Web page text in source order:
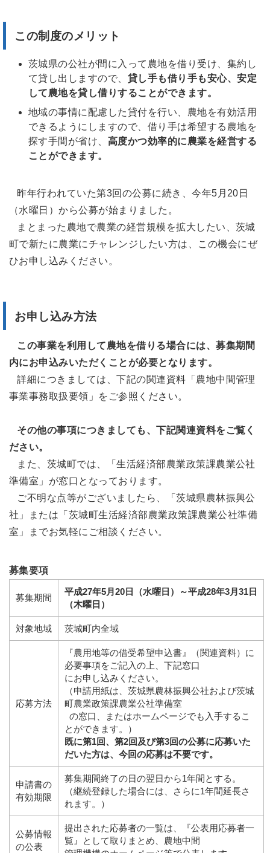
この制度のメリット
茨城県の公社が間に入って農地を借り受け、集約し
て貸し出しますので、 貸し手も借り手も安心、安定
して農地を貸し借りすることができます。
地域の事情に配慮した貸付を行い、農地を有効活用
できるようにしますので、借り手は希望する農地を
探す手間が省け、 高度かつ効率的に農業を経営する
ことができます。
昨年行われていた第3回の公募に続き、今年5月20日
（水曜日）から公募が始まりました。
まとまった農地で農業の経営規模を拡大したい、茨城
町で新たに農業にチャレンジしたい方は、この機会にぜ
ひお申し込みください。
お申し込み方法
この事業を利用して農地を借りる場合には、募集期間
内にお申込みいただくことが必要となります。
詳細につきましては、下記の関連資料「農地中間管理
事業事務取扱要領」をご参照ください。
その他の事項につきましても、下記関連資料をご覧く
ださい。
また、茨城町では、「生活経済部農業政策課農業公社
準備室」が窓口となっております。
ご不明な点等がございましたら、「茨城県農林振興公
社」または「茨城町生活経済部農業政策課農業公社準備
室」までお気軽にご相談ください。
募集要項
募集期間
平成27年5月20日（水曜日）～平成28年3月31日
（木曜日）
対象地域 茨城町内全域
応募方法
『農用地等の借受希望申込書』（関連資料）に
必要事項をご記入の上、下記窓口
にお申し込みください。
（申請用紙は、茨城県農林振興公社および茨城
町農業政策課農業公社準備室
の窓口、またはホームページでも入手するこ
とができます。）
既に第1回、第2回及び第3回の公募に応募いた
だいた方は、今回の応募は不要です。
申請書の
有効期限
募集期間終了の日の翌日から1年間とする。
（継続登録した場合には、さらに1年間延長さ
れます。）
公募情報
の公表
提出された応募者の一覧は、『公表用応募者一
覧』として取りまとめ、農地中間